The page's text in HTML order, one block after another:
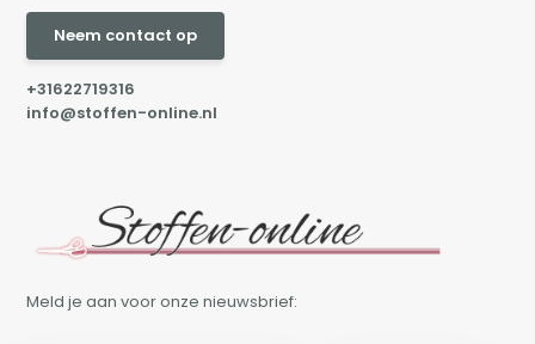
Neem contact op
+31622719316
info@stoffen-online.nl
Meld je aan voor onze nieuwsbrief: